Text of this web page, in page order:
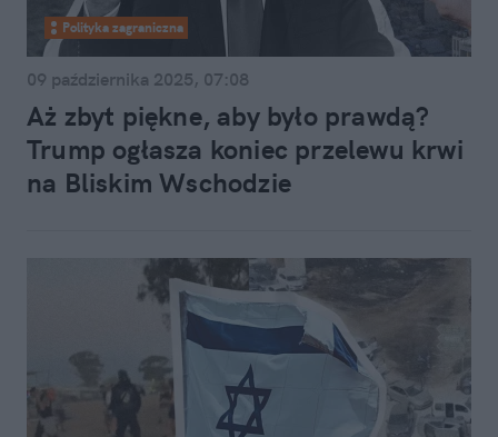
Polityka zagraniczna
09 października 2025, 07:08
Aż zbyt piękne, aby było prawdą?
Trump ogłasza koniec przelewu krwi
na Bliskim Wschodzie